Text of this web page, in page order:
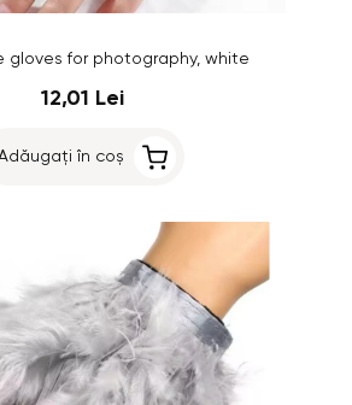
gloves for photography, white
12,01 Lei
în coș